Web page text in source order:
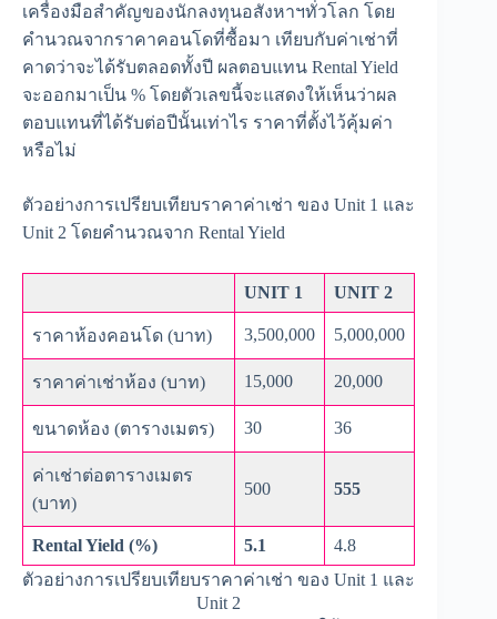
เครื่องมือสำคัญของนักลงทุนอสังหาฯทั่วโลก โดย
คำนวณจากราคาคอนโดที่ซื้อมา เทียบกับค่าเช่าที่
คาดว่าจะได้รับตลอดทั้งปี ผลตอบแทน Rental Yield
จะออกมาเป็น % โดยตัวเลขนี้จะแสดงให้เห็นว่าผล
ตอบแทนที่ได้รับต่อปีนั้นเท่าไร ราคาที่ตั้งไว้คุ้มค่า
หรือไม่
ตัวอย่างการเปรียบเทียบราคาค่าเช่า ของ Unit 1 และ
Unit 2 โดยคำนวณจาก Rental Yield
UNIT 1 UNIT 2
ราคาห้องคอนโด (บาท) 3,500,000 5,000,000
ราคาค่าเช่าห้อง (บาท) 15,000 20,000
ขนาดห้อง (ตารางเมตร) 30 36
ค่าเช่าต่อตารางเมตร
(บาท)
500 555
Rental Yield (%) 5.1
4.8
ตัวอย่างการเปรียบเทียบราคาค่าเช่า ของ Unit 1 และ
Unit 2